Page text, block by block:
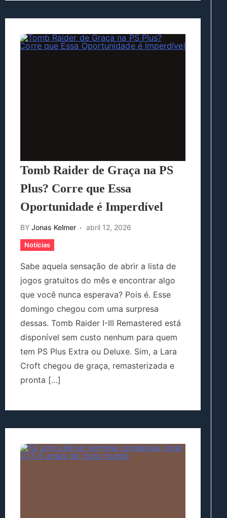
Tomb Raider de Graça na PS
Plus? Corre que Essa
Oportunidade é Imperdível
BY Jonas Kelmer abril 12, 2026
Notícias
Sabe aquela sensação de abrir a lista de
jogos gratuitos do mês e encontrar algo
que você nunca esperava? Pois é. Esse
domingo chegou com uma surpresa
dessas. Tomb Raider I-III Remastered está
disponível sem custo nenhum para quem
tem PS Plus Extra ou Deluxe. Sim, a Lara
Croft chegou de graça, remasterizada e
pronta […]